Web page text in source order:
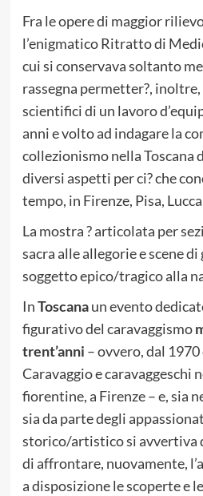
Fra le opere di maggior
l’enigmatico Ritratto di
cui si conservava soltanto
rassegna permetter?,
scientifici di un lavoro
anni e volto ad indagare la
collezionismo nella Toscana
diversi aspetti per ci? che
tempo, in Firenze, Pisa,
La mostra ? articolata per
sacra alle allegorie e scene
soggetto epico/tragico alla
InToscanaun evento
figurativo del caravaggismo
trent’anni – ovvero, dal
Caravaggio e caravaggeschi
fiorentine, a Firenze – e, sia
sia da parte degli
storico/artistico si avvertiva
di affrontare, nuovamente,
a disposizione le scoperte e